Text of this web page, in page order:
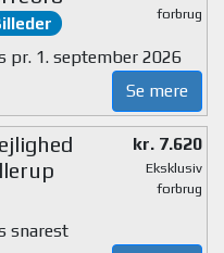
forbrug
pr. 1. september 2026
Se mere
kr. 7.620
Eksklusiv
forbrug
snarest